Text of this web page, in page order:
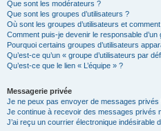
Que sont les modérateurs ?
Que sont les groupes d’utilisateurs ?
Où sont les groupes d’utilisateurs et
Comment puis-je devenir le responsable d’un
Pourquoi certains groupes d’utilisateurs
Qu’est-ce qu’un « groupe d’utilisateurs par
Qu’est-ce que le lien « L’équipe » ?
Messagerie privée
Je ne peux pas envoyer de messages privés
Je continue à recevoir des messages privés
J’ai reçu un courrier électronique indésirable